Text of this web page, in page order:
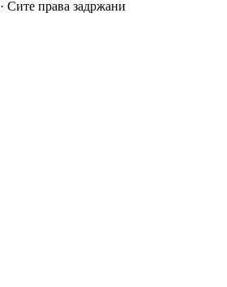
Сите права задржани